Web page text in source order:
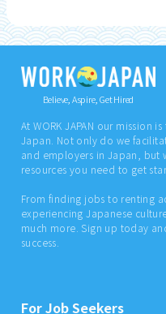
Believe, Aspire, Get Hired
At WORK JAPAN our mission
Japan. Not only do we
and employers in Japan, but
resources you need to get
From finding jobs to renting
experiencing Japanese
much more. Sign up today
success.
For Job Seekers